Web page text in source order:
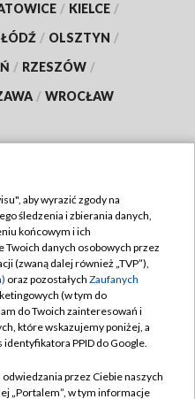
/ KIELCE /
ŁÓDŹ / OLSZTYN /
/ RZESZÓW /
/ WROCŁAW
TVP
aby wyrazić zgody na
śledzenia i zbierania danych,
końcowym i ich
danych osobowych przez
(zwaną dalej również „TVP”),
oraz pozostałych Zaufanych
(w tym do
do Twoich zainteresowań i
które wskazujemy poniżej, a
PPID do Google.
przez Ciebie naszych
„Portalem”, w tym informacje